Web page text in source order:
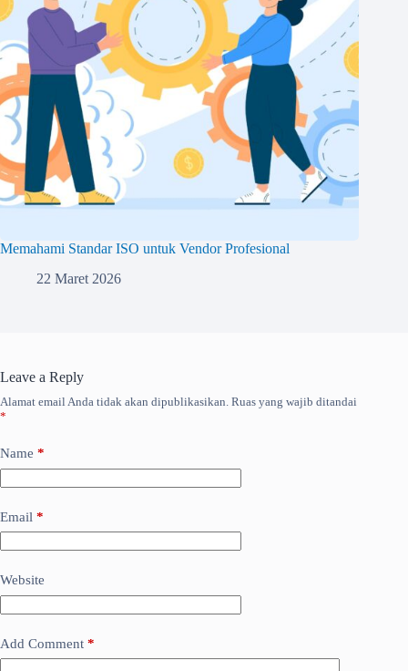
Memahami Standar ISO untuk Vendor Profesional
22 Maret 2026
Leave a Reply
Alamat email Anda tidak akan dipublikasikan. Ruas yang wajib ditandai
*
Name *
Email *
Website
Add Comment *